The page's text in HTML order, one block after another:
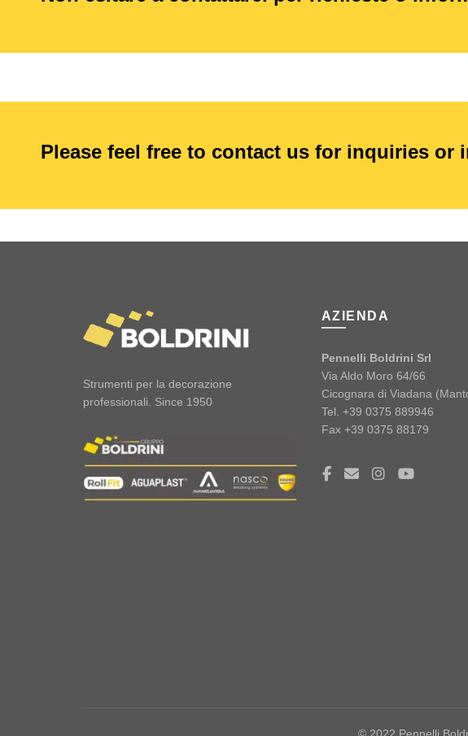
Please feel free to contact us for inquiries or
Strumenti per la decorazione
professionali. Since 1950
AZIENDA
Pennelli Boldrini Srl
Via Aldo Moro 64/66
Cicognara di Viadana
Tel. +39 0375 889946
Fax +39 0375 88179